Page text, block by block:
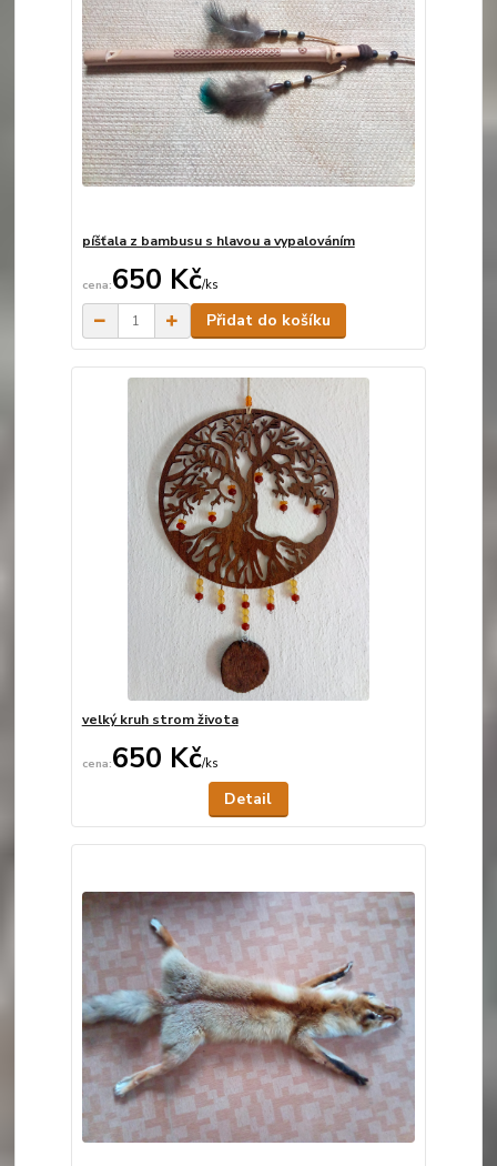
píšťala z bambusu s hlavou a vypalováním
650 Kč/ks
Přidat do košíku
velký kruh strom života
650 Kč/ks
Detail